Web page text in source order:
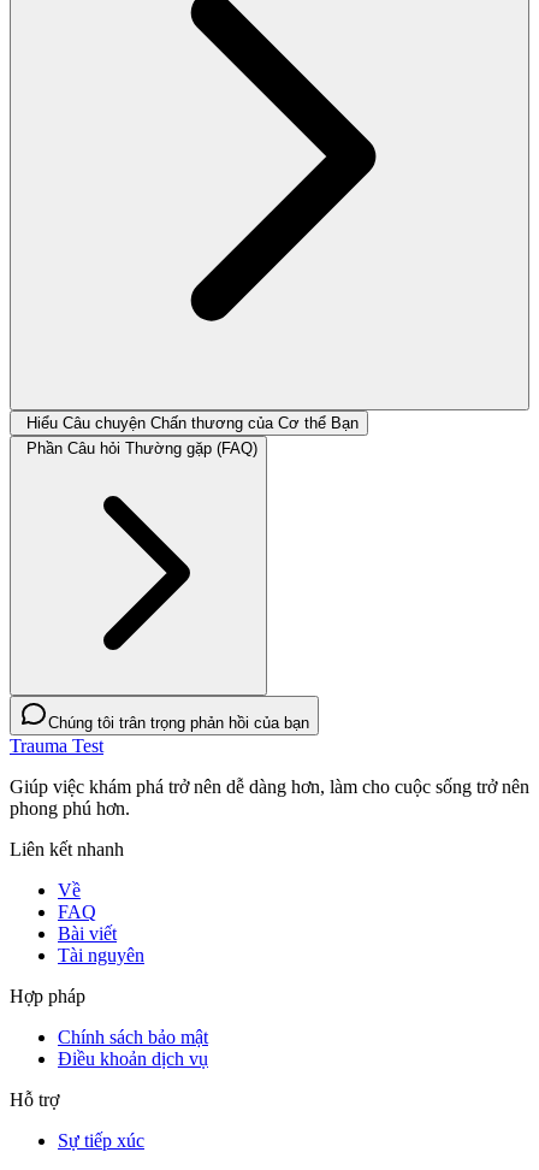
Hiểu Câu chuyện Chấn thương của Cơ thể Bạn
Phần Câu hỏi Thường gặp (FAQ)
Chúng tôi trân trọng phản hồi của bạn
Trauma Test
Giúp việc khám phá trở nên dễ dàng hơn, làm cho cuộc sống trở nên
phong phú hơn.
Liên kết nhanh
Về
FAQ
Bài viết
Tài nguyên
Hợp pháp
Chính sách bảo mật
Điều khoản dịch vụ
Hỗ trợ
Sự tiếp xúc